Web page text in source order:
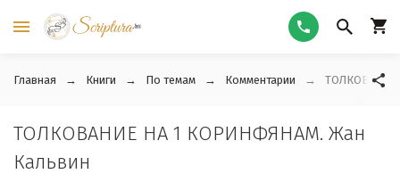
Главная Книги По темам Комментарии ТОЛКОВАНИЕ
ТОЛКОВАНИЕ НА 1 КОРИНФЯНАМ. Жан
Кальвин